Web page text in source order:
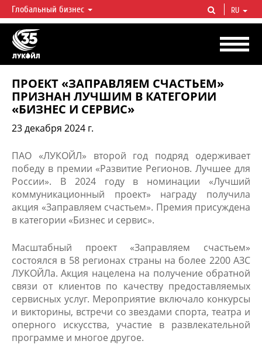
ЛУКОЙЛ СЕГОДНЯ
ЛУКОЙЛ — одна из крупнейших вертикально интегрированных
нефтегазовых компаний в мире, на долю которой приходится более 2%
мировой добычи нефти и около 1% доказанных запасов углеводородов.
Глобальный бизнес RU
ПРОЕКТ «ЗАПРАВЛЯЕМ СЧАСТЬЕМ»
ПРИЗНАН ЛУЧШИМ В КАТЕГОРИИ
«БИЗНЕС И СЕРВИС»
23 декабря 2024 г.
ПАО «ЛУКОЙЛ» второй год подряд одерживает
победу в премии «Развитие Регионов. Лучшее для
России». В 2024 году в номинации «Лучший
коммуникационный проект» награду получила
акция «Заправляем счастьем». Премия присуждена
в категории «Бизнес и сервис».
Масштабный проект «Заправляем счастьем»
состоялся в 58 регионах страны на более 2200 АЗС
ЛУКОЙЛа. Акция нацелена на получение обратной
связи от клиентов по качеству предоставляемых
сервисных услуг. Мероприятие включало конкурсы
и викторины, встречи со звездами спорта, театра и
оперного искусства, участие в развлекательной
программе и многое другое.